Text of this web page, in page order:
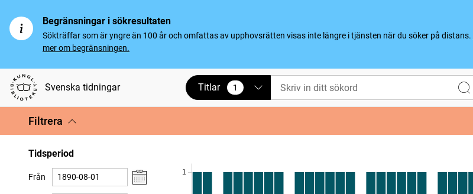
Begränsningar i sökresultaten
Sökträffar som är yngre än 100 år och omfattas av upphovsrätten visas inte längre i tjänsten när du söker på distans.
mer om begränsningen.
Svenska tidningar Titlar 1
vald
Filtrera
Tidsperiod
Från 1